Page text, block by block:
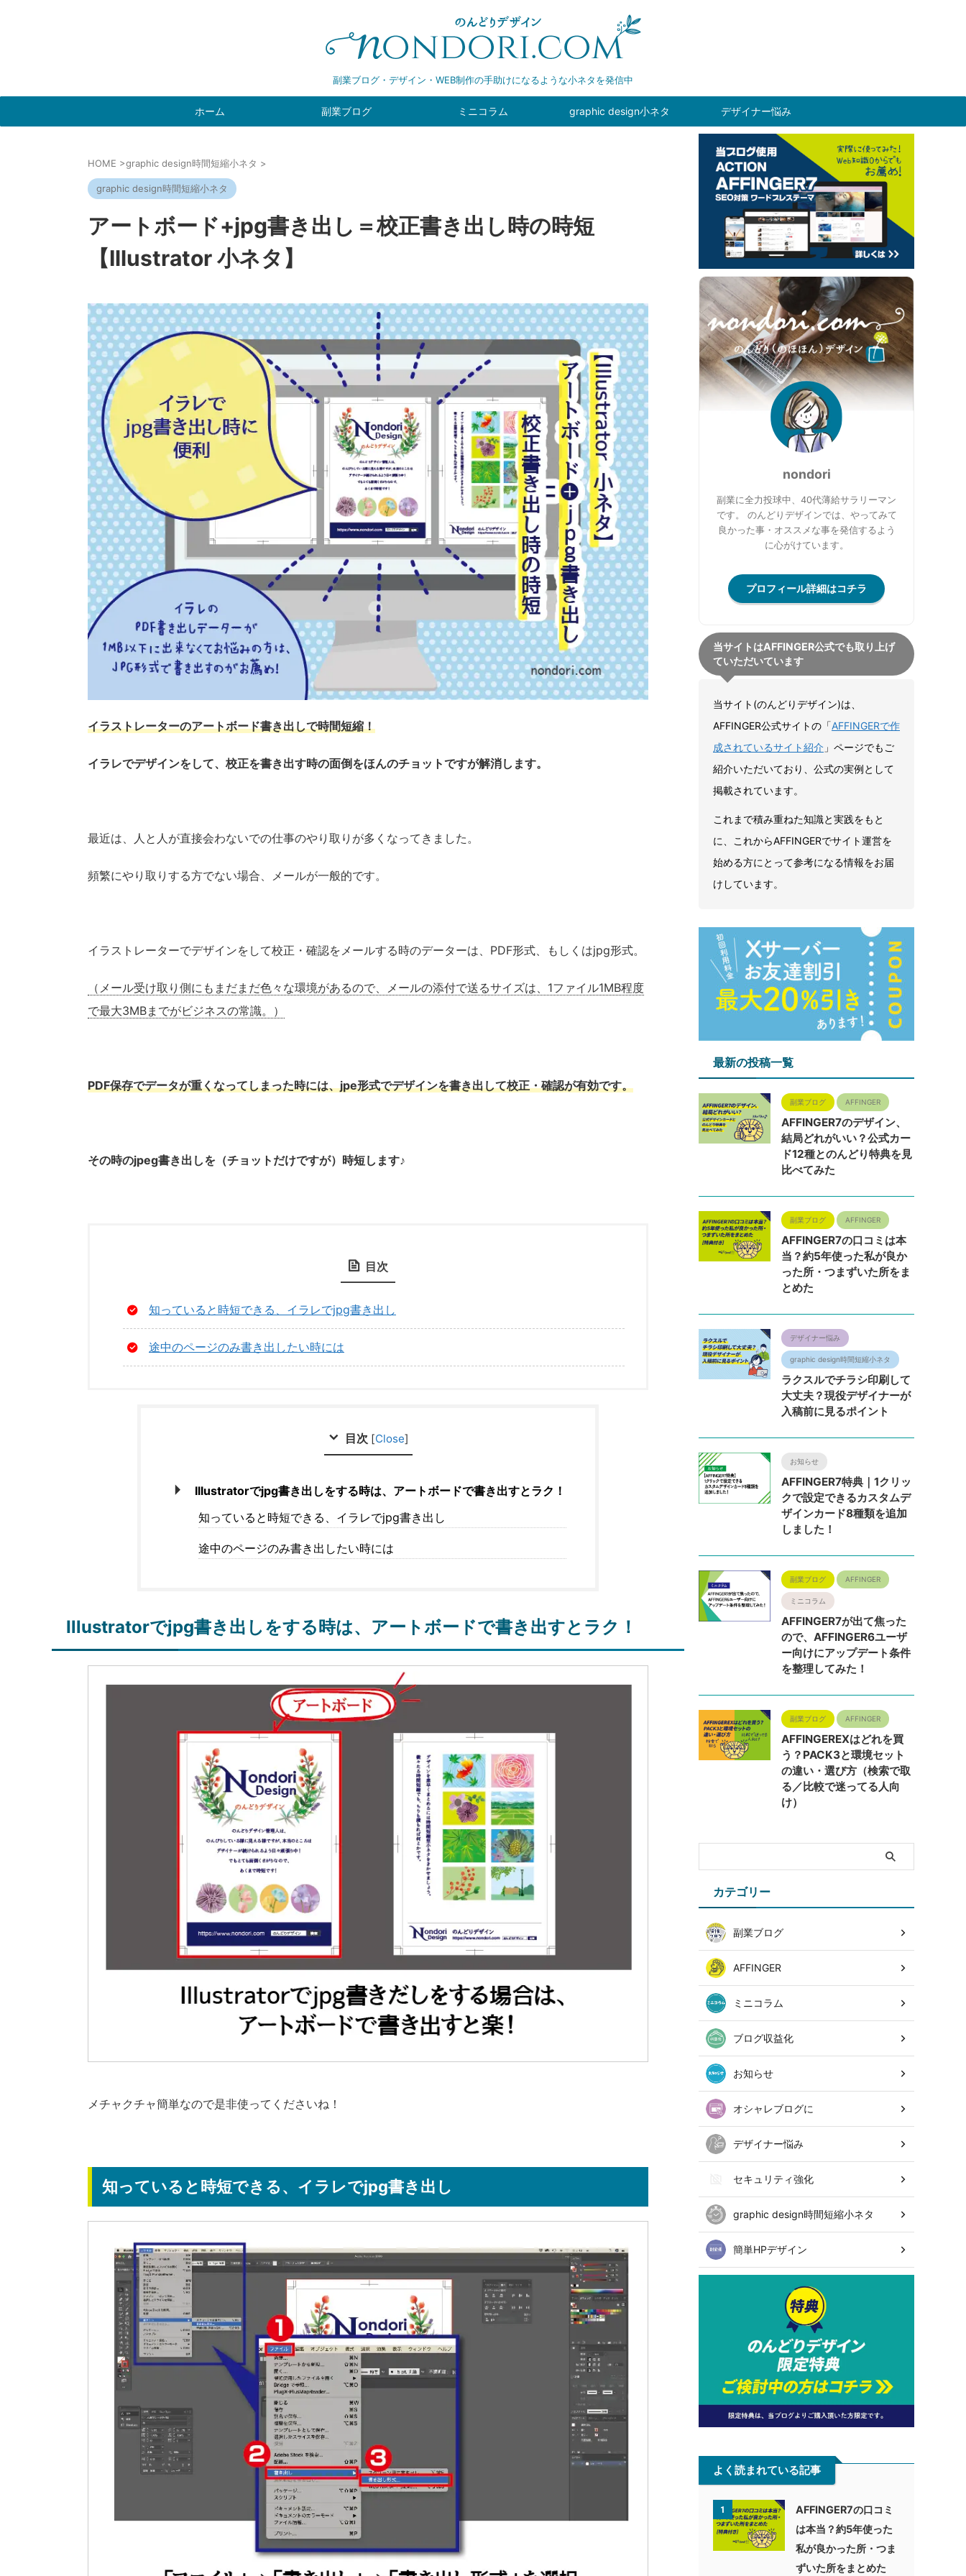
副業ブログ・デザイン・WEB制作の手助けになるような小ネタを発信中
ホーム 副業ブログ ミニコラム graphic design小ネタ デザイナー悩み
HOME >graphic design時間短縮小ネタ >
graphic design時間短縮小ネタ
アートボード+jpg書き出し＝校正書き出し時の時短
【Illustrator 小ネタ】
イラストレーターのアートボード書き出しで時間短縮！
イラレでデザインをして、校正を書き出す時の面倒をほんのチョットですが解消します。
最近は、人と人が直接会わないでの仕事のやり取りが多くなってきました。
頻繁にやり取りする方でない場合、メールが一般的です。
イラストレーターでデザインをして校正・確認をメールする時のデーターは、PDF形式、もしくはjpg形式。
（メール受け取り側にもまだまだ色々な環境があるので、メールの添付で送るサイズは、1ファイル1MB程度
で最大3MBまでがビジネスの常識。）
PDF保存でデータが重くなってしまった時には、jpe形式でデザインを書き出して校正・確認が有効です。
その時のjpeg書き出しを（チョットだけですが）時短します♪
目次
知っていると時短できる、イラレでjpg書き出し
途中のページのみ書き出したい時には
目次 [Close]
Illustratorでjpg書き出しをする時は、アートボードで書き出すとラク！
知っていると時短できる、イラレでjpg書き出し
途中のページのみ書き出したい時には
Illustratorでjpg書き出しをする時は、アートボードで書き出すとラク！
メチャクチャ簡単なので是非使ってくださいね！
知っていると時短できる、イラレでjpg書き出し
nondori
副業に全力投球中、40代薄給サラリーマン
です。 のんどりデザインでは、やってみて
良かった事・オススメな事を発信するよう
に心がけています。
プロフィール詳細はコチラ
当サイトはAFFINGER公式でも取り上げ
ていただいています
当サイト(のんどりデザイン)は、
AFFINGER公式サイトの「AFFINGERで作
成されているサイト紹介 」ページでもご
紹介いただいており、公式の実例として
掲載されています。
これまで積み重ねた知識と実践をもと
に、これからAFFINGERでサイト運営を
始める方にとって参考になる情報をお届
けしています。
最新の投稿一覧
副業ブログ AFFINGER
AFFINGER7のデザイン、
結局どれがいい？公式カー
ド12種とのんどり特典を見
比べてみた
副業ブログ AFFINGER
AFFINGER7の口コミは本
当？約5年使った私が良か
った所・つまずいた所をま
とめた
デザイナー悩み
graphic design時間短縮小ネタ
ラクスルでチラシ印刷して
大丈夫？現役デザイナーが
入稿前に見るポイント
お知らせ
AFFINGER7特典｜1クリッ
クで設定できるカスタムデ
ザインカード8種類を追加
しました！
副業ブログ AFFINGER
ミニコラム
AFFINGER7が出て焦った
ので、AFFINGER6ユーザ
ー向けにアップデート条件
を整理してみた！
副業ブログ AFFINGER
AFFINGEREXはどれを買
う？PACK3と環境セット
の違い・選び方（検索で取
る／比較で迷ってる人向
け）
カテゴリー
副業ブログ
AFFINGER
ミニコラム
ブログ収益化
お知らせ
オシャレブログに
デザイナー悩み
セキュリティ強化
graphic design時間短縮小ネタ
簡単HPデザイン
よく読まれている記事
1
AFFINGER7の口コミ
は本当？約5年使った
私が良かった所・つま
ずいた所をまとめた